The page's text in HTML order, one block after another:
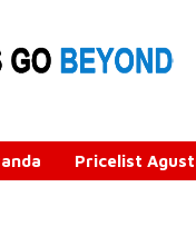
Pricelist